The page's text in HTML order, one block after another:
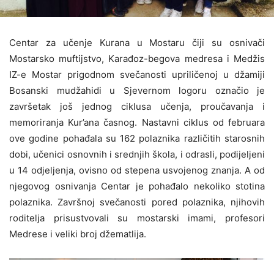
Centar za učenje Kurana u Mostaru čiji su osnivači
Mostarsko muftijstvo, Karađoz-begova medresa i Medžis
IZ-e Mostar prigodnom svečanosti upriličenoj u džamiji
Bosanski mudžahidi u Sjevernom logoru označio je
završetak još jednog ciklusa učenja, proučavanja i
memoriranja Kur’ana časnog. Nastavni ciklus od februara
ove godine pohađala su 162 polaznika različitih starosnih
dobi, učenici osnovnih i srednjih škola, i odrasli, podijeljeni
u 14 odjeljenja, ovisno od stepena usvojenog znanja. A od
njegovog osnivanja Centar je pohađalo nekoliko stotina
polaznika. Završnoj svečanosti pored polaznika, njihovih
roditelja prisustvovali su mostarski imami, profesori
Medrese i veliki broj džematlija.